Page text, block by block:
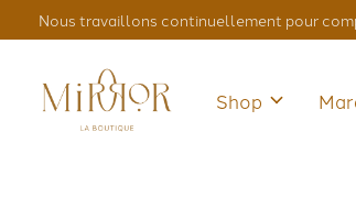
Nous travaillons continuellement pour
Shop